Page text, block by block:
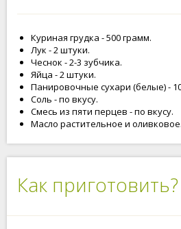
Куриная грудка - 500 грамм.
Лук - 2 штуки.
Чеснок - 2-3 зубчика.
Яйца - 2 штуки.
Панировочные сухари (белые) -
Соль - по вкусу.
Смесь из пяти перцев - по вкусу.
Масло растительное и оливковое.
Как приготовить?